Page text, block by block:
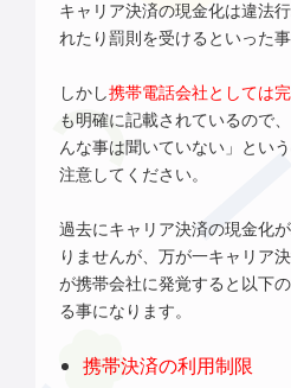
キャリア決済の現金化は違法
れたり罰則を受けるといった事
しかし携帯電話会社としては
も明確に記載されているので
んな事は聞いていない」とい
注意してください。
過去にキャリア決済の現金化
りませんが、万が一キャリア
が携帯会社に発覚すると以下
る事になります。
携帯決済の利用制限